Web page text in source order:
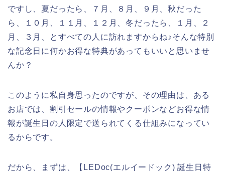
ですし、夏だったら、７月、８月、９月、秋だった
ら、１０月、１１月、１２月、冬だったら、１月、２
月、３月、とすべての人に訪れますからね♪そんな特別
な記念日に何かお得な特典があってもいいと思いませ
んか？
このように私自身思ったのですが、その理由は、ある
お店では、割引セールの情報やクーポンなどお得な情
報が誕生日の人限定で送られてくる仕組みになってい
るからです。
だから、まずは、【LEDoc(エルイードック) 誕生日特